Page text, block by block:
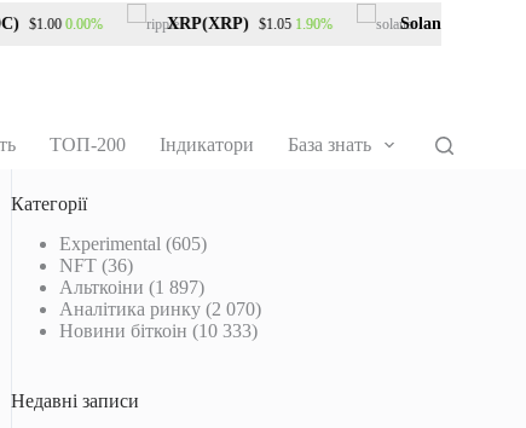
$1.00 0.00% XRP(XRP) $1.05 1.90% Solana(SOL)
ТОП-200 Індикатори База знать
Категорії
Experimental (605)
NFT (36)
Альткоіни (1 897)
Аналітика ринку (2 070)
Новини біткоін (10 333)
Недавні записи